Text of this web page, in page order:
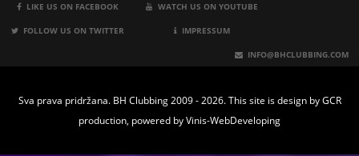
LIKE US ON FACEBOOK WATCH US ON YOUTUBE
FOLLOW US ON TWITTER IMPRESSUM
INFO@BHCLUBBING.COM
Sva prava pridržana. BH Clubbing 2009 - 2026. This site is design byGCR
production, powered byVinis-WebDeveloping